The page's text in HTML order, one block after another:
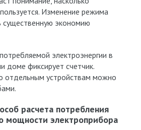
Изменение режима
экономию
электроэнергии в
доме фиксирует счетчик.
отдельным устройствам можно
расчета потребления
мощности электроприбора